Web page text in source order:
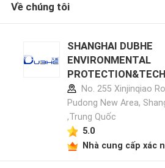
Về chúng tôi
SHANGHAI DUBHE
ENVIRONMENTAL
Y CO.,LTD hồ sơ nhà
No. 255 Xinjinqiao
Pudong New Area,
,Trung Quốc
5.0
Nhà cung cấp xác